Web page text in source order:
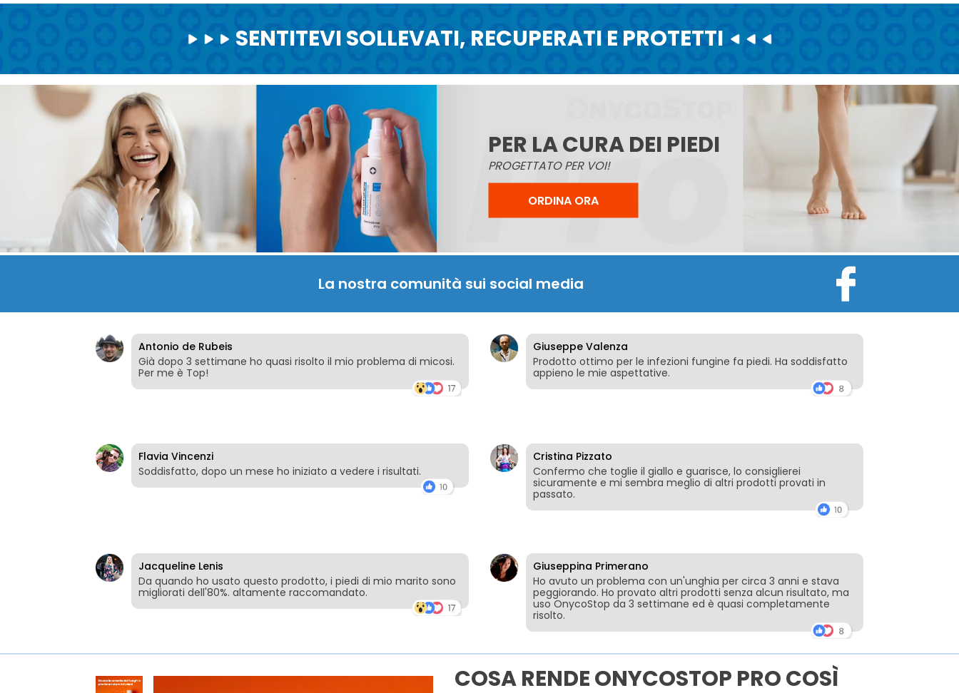
SENTITEVI SOLLEVATI, RECUPERATI E PROTETTI
PER LA CURA DEI PIEDI
PROGETTATO PER VOI!
ORDINA ORA
La nostra comunità sui social media
Antonio de Rubeis
Già dopo 3 settimane ho quasi risolto il mio problema di micosi.
Per me è Top!
Giuseppe Valenza
Prodotto ottimo per le infezioni fungine fa piedi. Ha soddisfatto
appieno le mie aspettative.
Flavia Vincenzi
Soddisfatto, dopo un mese ho iniziato a vedere i risultati.
Cristina Pizzato
Confermo che toglie il giallo e guarisce, lo consiglierei
sicuramente e mi sembra meglio di altri prodotti provati in
passato.
Jacqueline Lenis
Da quando ho usato questo prodotto, i piedi di mio marito sono
migliorati dell'80%. altamente raccomandato.
Giuseppina Primerano
Ho avuto un problema con un'unghia per circa 3 anni e stava
peggiorando. Ho provato altri prodotti senza alcun risultato, ma
uso OnycoStop da 3 settimane ed è quasi completamente
risolto.
COSA RENDE ONYCOSTOP PRO COSÌ